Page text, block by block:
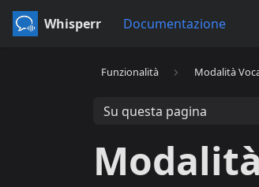
Whisperr Documentazione
Funzionalità Modalità
Su questa pagina